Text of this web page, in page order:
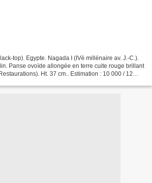
top). Egypte. Nagada I (IVè millénaire av. J.-C.).
Panse ovoïde allongée en terre cuite rouge brillant
Ht. 37 cm.. Estimation : 10 000 / 12